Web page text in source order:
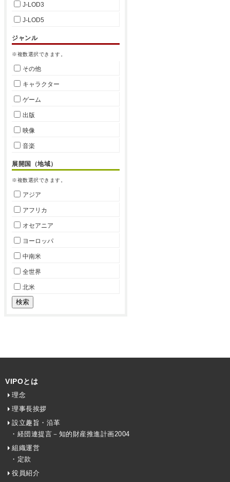
J-LOD3
J-LOD5
ジャンル
※複数選択できます。
その他
キャラクター
ゲーム
出版
映像
音楽
展開国（地域）
※複数選択できます。
アジア
アフリカ
オセアニア
ヨーロッパ
中南米
全世界
北米
VIPOとは
理念
理事長挨拶
設立趣旨・沿革
・経団連提言－知的財産推進計画2004
組織運営
・定款
役員紹介